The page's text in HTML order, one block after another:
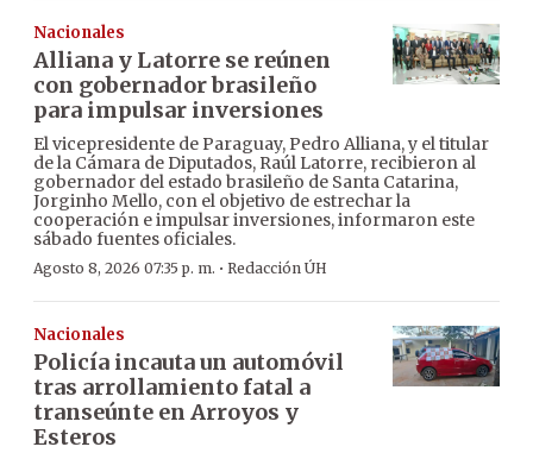
Nacionales
Alliana y Latorre se reúnen
con gobernador brasileño
para impulsar inversiones
El vicepresidente de Paraguay, Pedro Alliana, y el titular
de la Cámara de Diputados, Raúl Latorre, recibieron al
gobernador del estado brasileño de Santa Catarina,
Jorginho Mello, con el objetivo de estrechar la
cooperación e impulsar inversiones, informaron este
sábado fuentes oficiales.
Agosto 8, 2026 07:35 p. m. · Redacción ÚH
Nacionales
Policía incauta un automóvil
tras arrollamiento fatal a
transeúnte en Arroyos y
Esteros